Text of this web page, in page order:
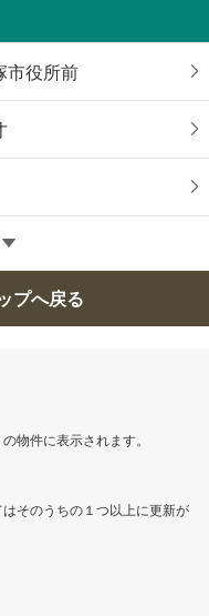
市
市
市役所前
プへ戻る
物件に表示されます。
そのうちの１つ以上に更新が